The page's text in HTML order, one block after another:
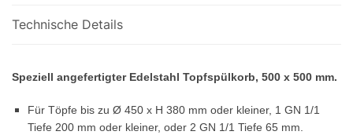
Technische Details
Speziell angefertigter Edelstahl Topfspülkorb, 500 x 500 mm.
Für Töpfe bis zu Ø 450 x H 380 mm oder kleiner, 1 GN 1/1
Tiefe 200 mm oder kleiner, oder 2 GN 1/1 Tiefe 65 mm.